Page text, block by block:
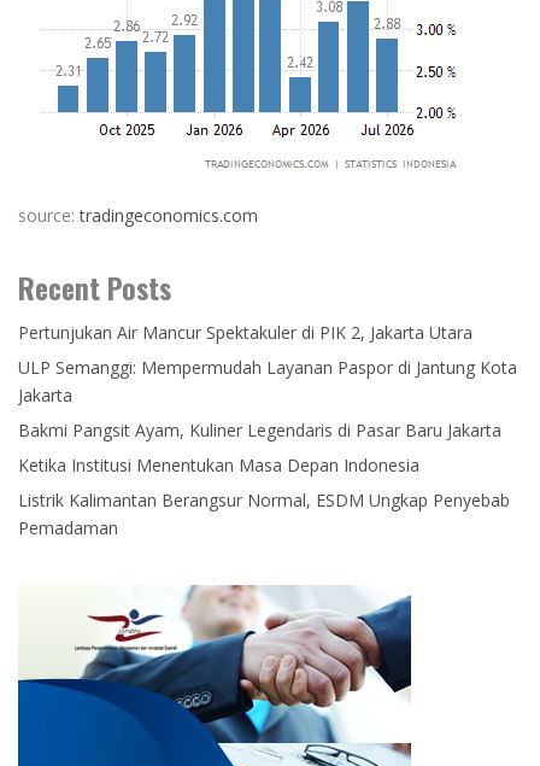
source:tradingeconomics.com
Recent Posts
Pertunjukan Air Mancur Spektakuler di PIK 2, Jakarta Utara
ULP Semanggi: Mempermudah Layanan Paspor di Jantung Kota
Jakarta
Bakmi Pangsit Ayam, Kuliner Legendaris di Pasar Baru Jakarta
Ketika Institusi Menentukan Masa Depan Indonesia
Listrik Kalimantan Berangsur Normal, ESDM Ungkap Penyebab
Pemadaman